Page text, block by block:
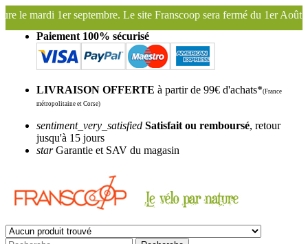
Le site Franscoop sera fermé du 1er Août au 27 Août
Paiement 100% sécurisé
LIVRAISON OFFERTE à partir de 99€ d'achats*(France
métropolitaine et Corse)
sentiment_very_satisfied Satisfait ou remboursé, retour
jusqu'à 15 jours
starGarantie et SAV du magasin